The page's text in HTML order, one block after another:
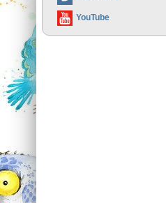
YouTube